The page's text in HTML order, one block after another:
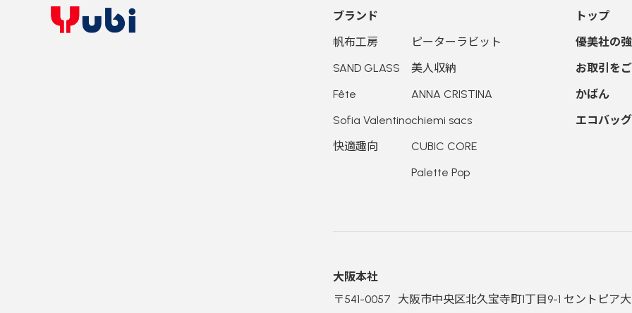
ブランド
帆布工房
SAND GLASS
Fête
Sofia Valentino
快適趣向
ピーターラビット
美人収納
ANNA CRISTINA
chiemi sacs
CUBIC CORE
Palette Pop
トップ
優美社の
お取引を
かばん
エコバッグ
大阪本社
〒541-0057
大阪市中央区北久宝寺町1丁目9-1 セントピア